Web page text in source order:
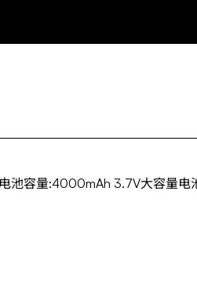
池容量:4000mAh 3.7V大容量